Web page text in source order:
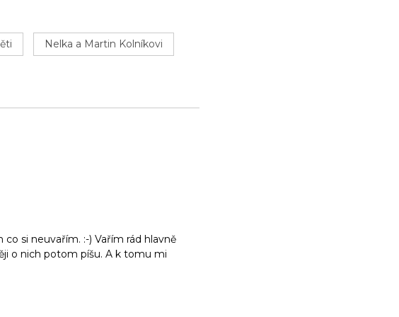
Nelka a Martin Kolníkovi
co si neuvařím. :-) Vařím rád hlavně
o nich potom píšu. A k tomu mi